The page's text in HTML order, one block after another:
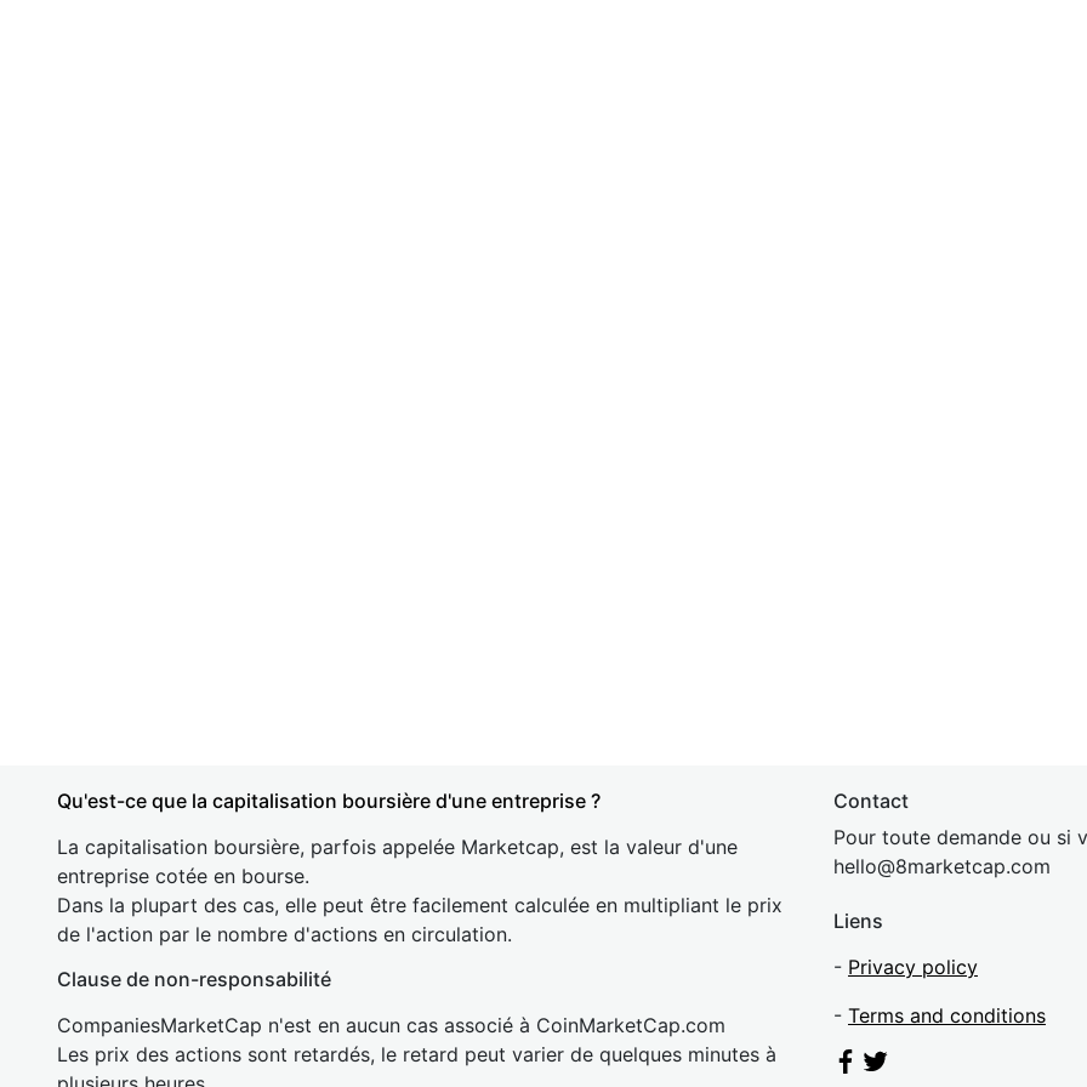
Qu'est-ce que la capitalisation boursière d'une entreprise ?
La capitalisation boursière, parfois appelée Marketcap, est la valeur d'une
entreprise cotée en bourse.
Dans la plupart des cas, elle peut être facilement calculée en multipliant le prix
de l'action par le nombre d'actions en circulation.
Clause de non-responsabilité
CompaniesMarketCap n'est en aucun cas associé à CoinMarketCap.com
Les prix des actions sont retardés, le retard peut varier de quelques minutes à
Contact
Pour toute demande ou si
hello@8marketcap.com
Liens
- Privacy policy
- Terms and conditions